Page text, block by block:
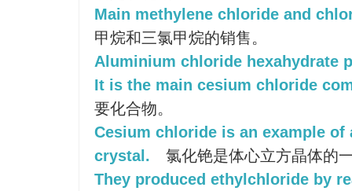
Main methylene chloride and
甲烷和三氯甲烷的销售。
Aluminium chloride hexahydrate
It is the main cesium chloride
要化合物。
Cesium chloride is an example of
crystal.
氯化铯是体心立方晶体的
They produced ethylchloride by